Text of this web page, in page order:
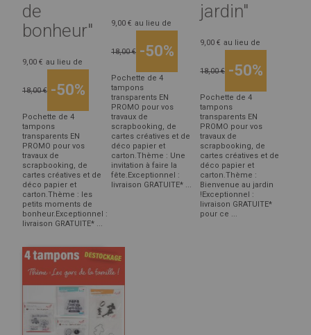
de
bonheur"
9,00 € au lieu de
18,00 € -50%
Pochette de 4
tampons
transparents EN
PROMO pour vos
travaux de
scrapbooking, de
cartes créatives et de
déco papier et
carton.Thème : les
petits moments de
bonheur.Exceptionnel :
livraison GRATUITE* ...
9,00 € au lieu de
18,00 € -50%
Pochette de 4
tampons
transparents EN
PROMO pour vos
travaux de
scrapbooking, de
cartes créatives et de
déco papier et
carton.Thème : Une
invitation à faire la
fête.Exceptionnel :
livraison GRATUITE* ...
jardin"
9,00 € au lieu de
18,00 € -50%
Pochette de 4
tampons
transparents EN
PROMO pour vos
travaux de
scrapbooking, de
cartes créatives et de
déco papier et
carton.Thème :
Bienvenue au jardin
!Exceptionnel :
livraison GRATUITE*
pour ce ...